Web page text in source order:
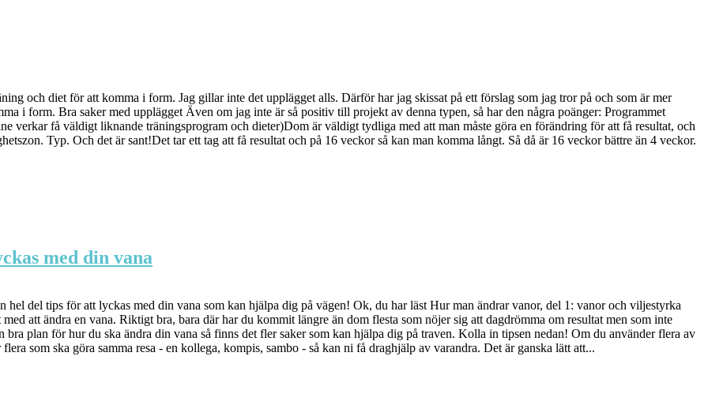
och diet för att komma i form. Jag gillar inte det upplägget alls. Därför har jag skissat på ett förslag som jag tror på och som är mer
i form. Bra saker med upplägget Även om jag inte är så positiv till projekt av denna typen, så har den några poänger: Programmet
verkar få väldigt liknande träningsprogram och dieter)Dom är väldigt tydliga med att man måste göra en förändring för att få resultat, och
Typ. Och det är sant!Det tar ett tag att få resultat och på 16 veckor så kan man komma långt. Så då är 16 veckor bättre än 4 veckor.
med din vana
hel del tips för att lyckas med din vana som kan hjälpa dig på vägen! Ok, du har läst Hur man ändrar vanor, del 1: vanor och viljestyrka
att ändra en vana. Riktigt bra, bara där har du kommit längre än dom flesta som nöjer sig att dagdrömma om resultat men som inte
plan för hur du ska ändra din vana så finns det fler saker som kan hjälpa dig på traven. Kolla in tipsen nedan! Om du använder flera av
som ska göra samma resa - en kollega, kompis, sambo - så kan ni få draghjälp av varandra. Det är ganska lätt att...